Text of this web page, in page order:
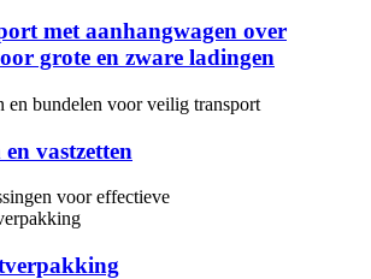
met aanhangwagen over
grote en zware ladingen
vastzetten